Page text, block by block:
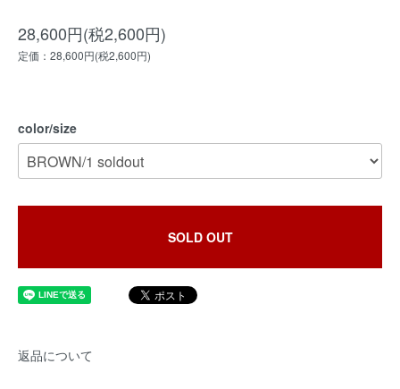
28,600円(税2,600円)
定価：28,600円(税2,600円)
color/size
SOLD OUT
返品について